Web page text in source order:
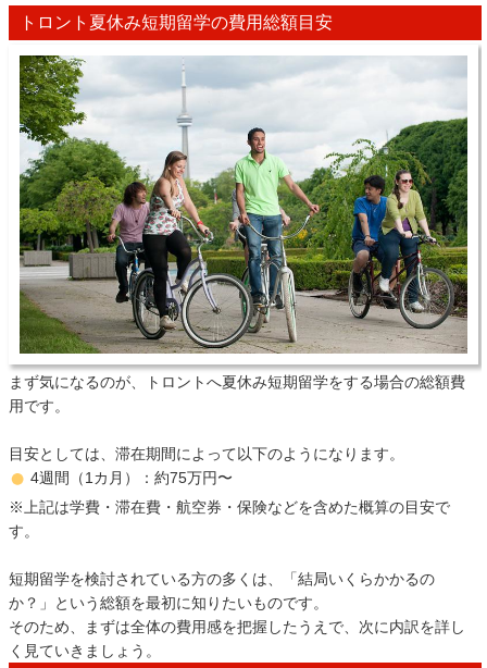
トロント夏休み短期留学の費用総額目安
まず気になるのが、トロントへ夏休み短期留学をする場合の総額費
用です。
目安としては、滞在期間によって以下のようになります。
4週間（1カ月）：約75万円〜
※上記は学費・滞在費・航空券・保険などを含めた概算の目安で
す。
短期留学を検討されている方の多くは、「結局いくらかかるの
か？」という総額を最初に知りたいものです。
そのため、まずは全体の費用感を把握したうえで、次に内訳を詳し
く見ていきましょう。